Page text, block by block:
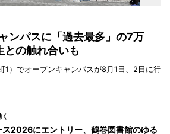
ンパスに「過去最多」の7万
の触れ合いも
1）でオープンキャンパスが8月1日、2日に行
ス2026にエントリー、鶴巻図書館のゆる